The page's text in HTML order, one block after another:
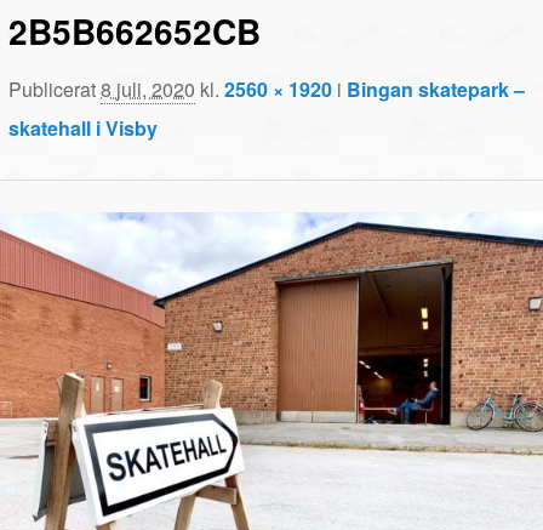
INNEHÅLL
INNEHÅLL
2B5B662652CB
Publicerat8 juli, 2020 kl.2560 × 1920 i Bingan skatepark –
skatehall i Visby